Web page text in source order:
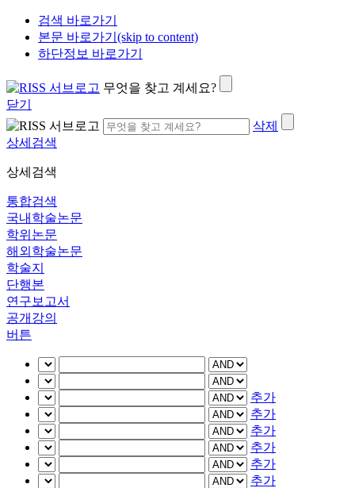
검색 바로가기
본문 바로가기(skip to content)
하단정보 바로가기
무엇을 찾고 계세요?
닫기
삭제
상세검색
상세검색
통합검색
국내학술논문
학위논문
해외학술논문
학술지
단행본
연구보고서
공개강의
버튼
추가
추가
추가
추가
추가
추가